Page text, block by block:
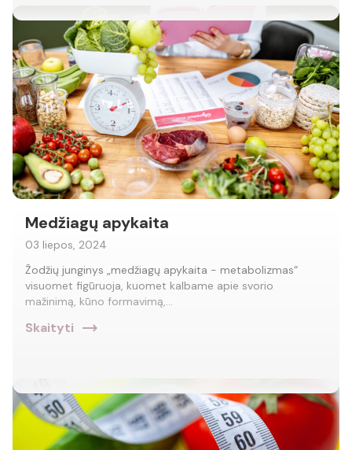
Medžiagų apykaita
03 liepos, 2024
Žodžių junginys „medžiagų apykaita - metabolizmas“
visuomet figūruoja, kuomet kalbame apie svorio
mažinimą, kūno formavimą,…
Skaityti trending_flat